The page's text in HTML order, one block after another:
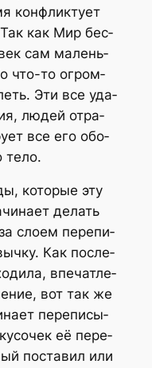
кон­флик­ту­ет
как Мир бес­
сам малень­
что-то огром­
Эти все уда­
людей отра­
все его обо­
тело.
кото­рые эту
делать
сло­ем пере­пи­
Как после­
впе­чат­ле­
вот так же
пере­пи­сы­
её пере­
поста­вил или